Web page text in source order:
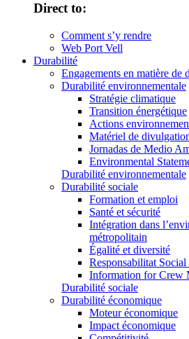
Direct to:
Comment s’y rendre
Web Port Vell
Durabilité
Engagements en matière de
Durabilité environnementale
Stratégie climatique
Transition énergétique
Actions
Matériel de
Jornadas de Medio
Environmental
Durabilité environnementale
Durabilité sociale
Formation et emploi
Santé et sécurité
Intégration dans
métropolitain
Égalité et diversité
Responsabilitat
Information for Crew
Durabilité sociale
Durabilité économique
Moteur économique
Impact économique